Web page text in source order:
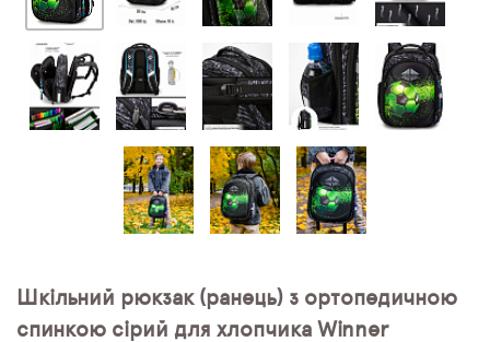
Шкільний рюкзак (ранець) з ортопедичною
спинкою сірий для хлопчика Winner